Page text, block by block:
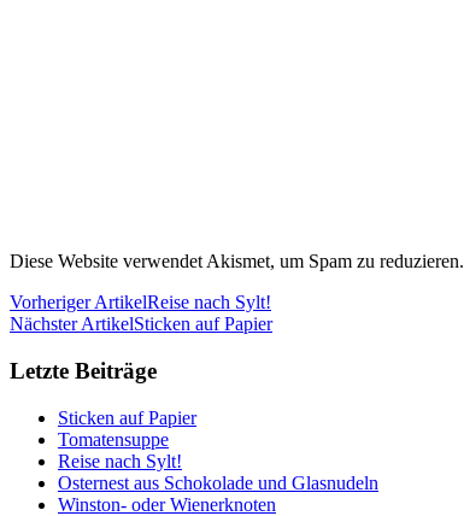
Diese Website verwendet Akismet, um Spam zu reduzieren.
Vorheriger ArtikelReise nach Sylt!
Nächster ArtikelSticken auf Papier
Letzte Beiträge
Sticken auf Papier
Tomatensuppe
Reise nach Sylt!
Osternest aus Schokolade und Glasnudeln
Winston- oder Wienerknoten